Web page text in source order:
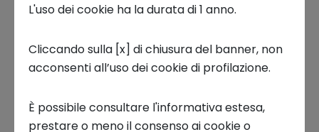
Startup Development
Business Transformation
Ecosystem enabling
Spesso le parole da sole non bastano per
un evento. Per questo abbiamo raccolto in un
video i momenti più importanti delDemo Day
di Terra Next
Campus di San Giovanni a Teduccio
L'uso dei cookie ha la durata di 1 anno.
Cliccando sulla [x] di chiusura del banner, non
acconsenti all’uso dei cookie di profilazione.
È possibile consultare l'informativa estesa,
prestare o meno il consenso ai cookie o